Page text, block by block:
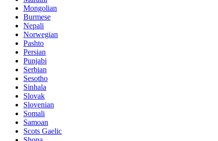
Mongolian
Burmese
Nepali
Norwegian
Pashto
Persian
Punjabi
Serbian
Sesotho
Sinhala
Slovak
Slovenian
Somali
Samoan
Scots Gaelic